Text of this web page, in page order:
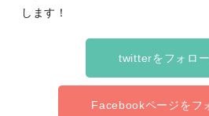
します！
twitterをフォロ
Facebookページをフ